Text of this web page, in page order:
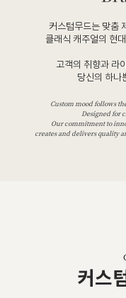
커스텀무드는 맞춤
클래식 캐주얼의 현
고객의 취향과 라
당신의 하나
Custom mood follows
Designed for
Our commitment to
creates and delivers quality
커스